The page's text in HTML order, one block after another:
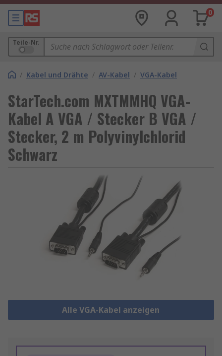
0
Teile-Nr.
/ Kabel und Drähte / AV-Kabel / VGA-Kabel
StarTech.com MXTMMHQ VGA-
Kabel A VGA / Stecker B VGA /
Stecker, 2 m Polyvinylchlorid
Schwarz
Alle VGA-Kabel anzeigen